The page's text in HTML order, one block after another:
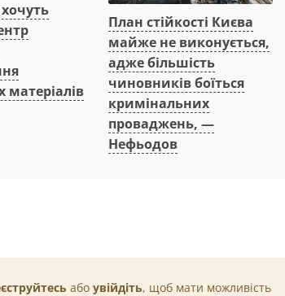
матеріалів
План стійкості Києва
майже не виконується,
адже більшість
чиновників боїться
кримінальних
проваджень, —
Нефьодов
або увійдіть, щоб мати можливість